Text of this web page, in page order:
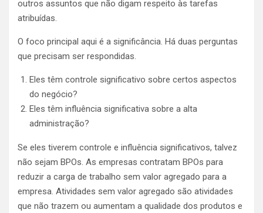
outros assuntos que não digam respeito às tarefas
atribuídas.
O foco principal aqui é a significância. Há duas perguntas
que precisam ser respondidas.
Eles têm controle significativo sobre certos aspectos
do negócio?
Eles têm influência significativa sobre a alta
administração?
Se eles tiverem controle e influência significativos, talvez
não sejam BPOs. As empresas contratam BPOs para
reduzir a carga de trabalho sem valor agregado para a
empresa. Atividades sem valor agregado são atividades
que não trazem ou aumentam a qualidade dos produtos e